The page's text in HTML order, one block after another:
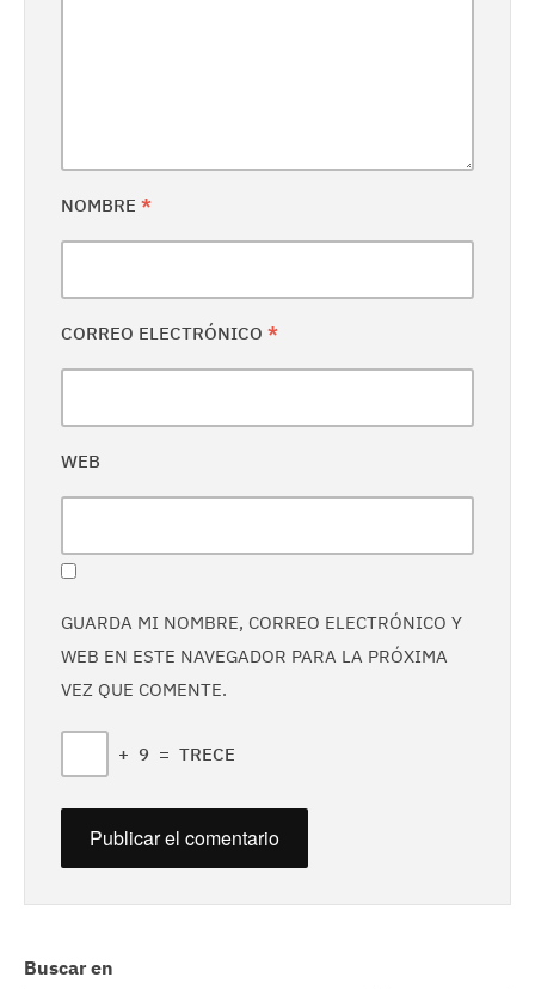
Buscar en
NOMBRE *
CORREO ELECTRÓNICO *
WEB
GUARDA MI NOMBRE, CORREO ELECTRÓNICO Y
WEB EN ESTE NAVEGADOR PARA LA PRÓXIMA
VEZ QUE COMENTE.
+ 9 = TRECE